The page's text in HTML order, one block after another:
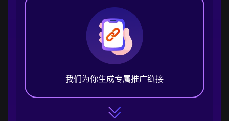
我们为你生成专属推广链接